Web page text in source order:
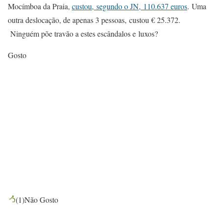
Mocímboa da Praia, custou, segundo o JN, 110.637 euros. Uma
outra deslocação, de apenas 3 pessoas, custou € 25.372.
Ninguém põe travão a estes escândalos e luxos?
Gosto
(1)Não Gosto